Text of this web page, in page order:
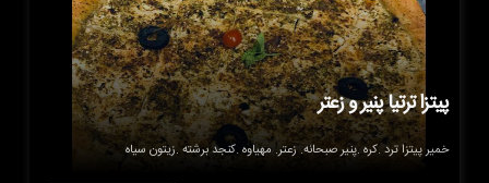
پیتزا ترتیا پنیر و زعتر
خمیر پیتزا ترد .کره .پنیر صبحانه. زعتر. مهیاوه .کنجد برشته .زیتون سیاه